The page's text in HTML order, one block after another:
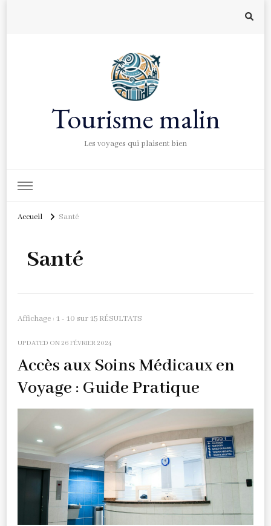
Tourisme malin
Les voyages qui plaisent bien
Accueil Santé
Santé
Affichage : 1 - 10 sur 15 RÉSULTATS
UPDATED ON26 FÉVRIER 2024
Accès aux Soins Médicaux en
Voyage : Guide Pratique